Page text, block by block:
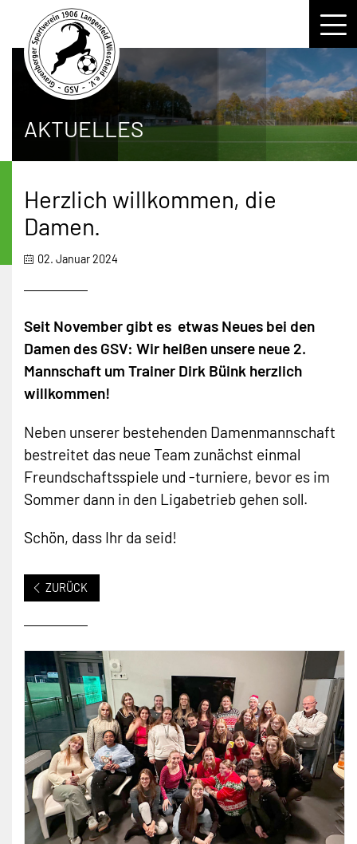
GSV
Aktuelles
Geschichte
Stadion 360°-Tour
Anfahrt
Trainingszeiten
3. Mannschaft
Herren (Ü30)
Hobby
GSV bei soccerwatch.tv
B-Junioren
C-Junioren
D-Junioren
E1/E2-Junioren
F-Junioren
Torwarttraining
Wir suchen Spieler
FAQ zum Jugendfußball
JUNIORINNEN
U15-Juniorinnen
U12-Juniorinnen
U11-Juniorinnen
U7/U9-Juniorinnen
Torwarttraining
Jugenschutzkonzept (PDF)
FAQ zum Jugendfußball
KONTAKT
AKTUELLES
Herzlich willkommen, die
Damen.
02. Januar 2024
Seit November gibt es etwas Neues bei den
Damen des GSV: Wir heißen unsere neue 2.
Mannschaft um Trainer Dirk Büink herzlich
willkommen!
Neben unserer bestehenden Damenmannschaft
bestreitet das neue Team zunächst einmal
Freundschaftsspiele und -turniere, bevor es im
Sommer dann in den Ligabetrieb gehen soll.
Schön, dass Ihr da seid!
ZURÜCK